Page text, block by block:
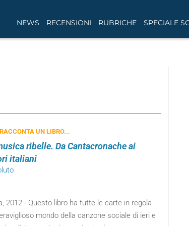
NEWS RECENSIONI RUBRICHE SPECIALE
UN LIBRO...
ribelle. Da Cantacronache ai
italiani
2012 - Questo libro ha tutte le carte in regola
mondo della canzone sociale di ieri e